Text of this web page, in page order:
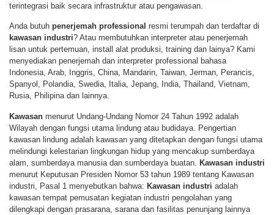
terintegrasi baik secara infrastruktur atau pengawasan.
Anda butuh penerjemah professional resmi terumpah dan terdaftar di
kawasan industri? Atau membutuhkan interpreter atau penerjemah
lisan untuk pertemuan, install alat produksi, training dan lainya? Kami
menyediakan penerjemah dan interpreter professional bahasa
Indonesia, Arab, Inggris, China, Mandarin, Taiwan, Jerman, Perancis,
Spanyol, Polandia, Swedia, Italia, Jepang, India, Thailand, Vietnam,
Rusia, Philipina dan lainnya.
Kawasan menurut Undang-Undang Nomor 24 Tahun 1992 adalah
Wilayah dengan fungsi utama lindung atau budidaya. Pengertian
kawasan lindung adalah kawasan yang ditetapkan dengan fungsi utama
melindungi kelestarian lingkungan hidup yang mencakup sumberdaya
alam, sumberdaya manusia dan sumberdaya buatan. Kawasan industri
menurut Keputusan Presiden Nomor 53 tahun 1989 tentang Kawasan
industri, Pasal 1 menyebutkan bahwa: Kawasan industri adalah
kawasan tempat pemusatan kegiatan industri pengolahan yang
dilengkapi dengan prasarana, sarana dan fasilitas penunjang lainnya